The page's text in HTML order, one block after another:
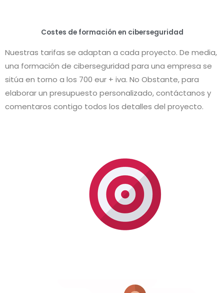
Costes de formación en ciberseguridad
Nuestras tarifas se adaptan a cada proyecto. De media,
una formación de ciberseguridad para una empresa se
sitúa en torno a los 700 eur + iva. No Obstante, para
elaborar un presupuesto personalizado, contáctanos y
comentaros contigo todos los detalles del proyecto.